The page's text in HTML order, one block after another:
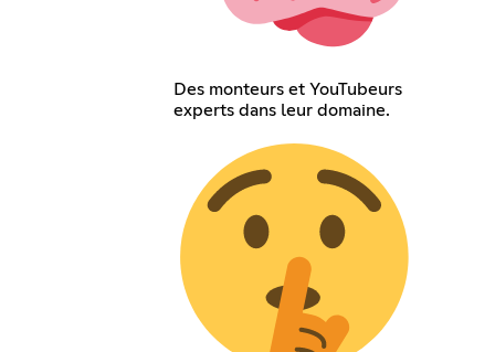
Des monteurs et YouTubeurs
experts dans leur domaine.